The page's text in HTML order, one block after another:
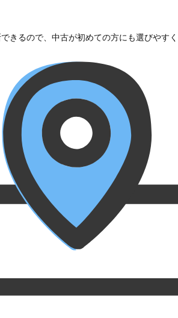
きるので、中古が初めての方にも選びやす